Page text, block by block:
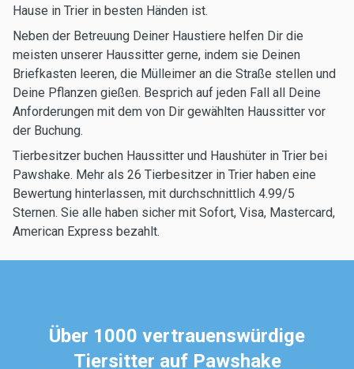
Hause in Trier in besten Händen ist.
Neben der Betreuung Deiner Haustiere helfen Dir die
meisten unserer Haussitter gerne, indem sie Deinen
Briefkasten leeren, die Mülleimer an die Straße stellen und
Deine Pflanzen gießen. Besprich auf jeden Fall all Deine
Anforderungen mit dem von Dir gewählten Haussitter vor
der Buchung.
Tierbesitzer buchen Haussitter und Haushüter in Trier bei
Pawshake. Mehr als 26 Tierbesitzer in Trier haben eine
Bewertung hinterlassen, mit durchschnittlich 4.99/5
Sternen. Sie alle haben sicher mit Sofort, Visa, Mastercard,
American Express bezahlt.
Über 1000 vertrauenswürdige
Tiersitter auf Pawshake